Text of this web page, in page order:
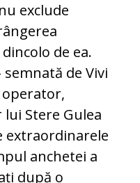
exclude
de ea.
semnată de Vivi
operator,
Stere Gulea
extraordinarele
anchetei a
după o